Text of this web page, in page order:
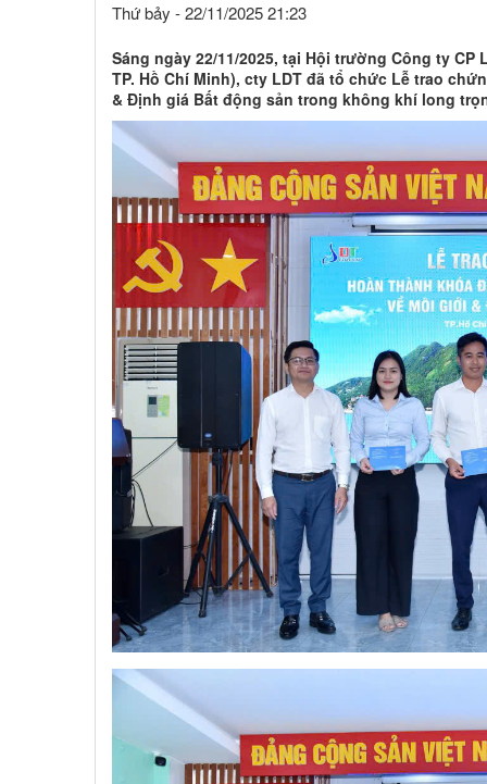
Thứ bảy - 22/11/2025 21:23
Sáng ngày 22/11/2025, tại Hội trường Công ty
TP. Hồ Chí Minh), cty LDT đã tổ chức Lễ trao
& Định giá Bất động sản trong không khí long